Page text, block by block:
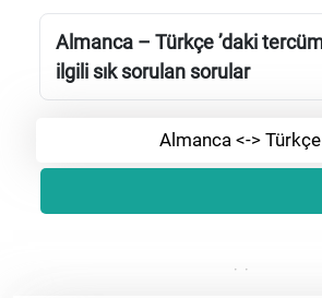
Almanca – Türkçe ’daki
ilgili sık sorulan sorular
Almanca <-> Türkçe